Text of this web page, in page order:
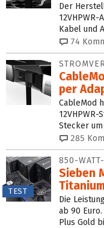
Der
Kabel und
74
per
CableMod
Stecker
285
TEST
850-
Sieben
Die
ab 90
Plus Gold